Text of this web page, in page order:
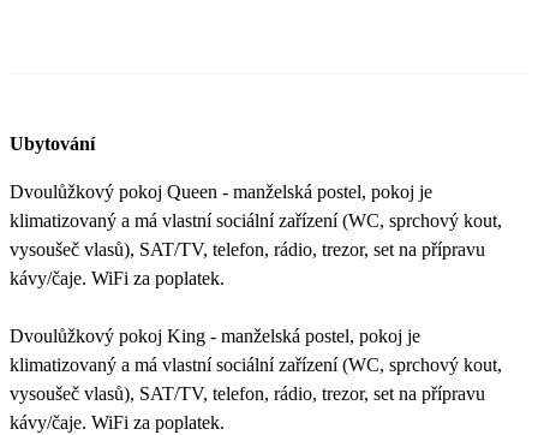
Ubytování
Dvoulůžkový pokoj Queen - manželská postel, pokoj je
klimatizovaný a má vlastní sociální zařízení (WC, sprchový kout,
vysoušeč vlasů), SAT/TV, telefon, rádio, trezor, set na přípravu
kávy/čaje. WiFi za poplatek.
Dvoulůžkový pokoj King - manželská postel, pokoj je
klimatizovaný a má vlastní sociální zařízení (WC, sprchový kout,
vysoušeč vlasů), SAT/TV, telefon, rádio, trezor, set na přípravu
kávy/čaje. WiFi za poplatek.